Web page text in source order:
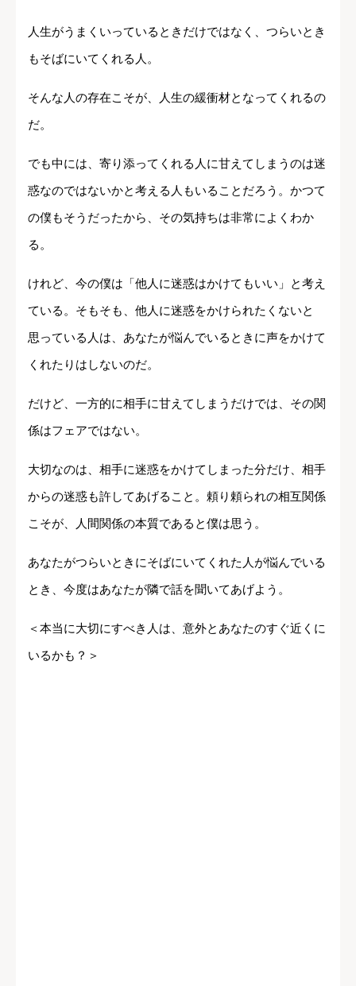
人生がうまくいっているときだけではなく、つらいとき
もそばにいてくれる人。
そんな人の存在こそが、人生の緩衝材となってくれるの
だ。
でも中には、寄り添ってくれる人に甘えてしまうのは迷
惑なのではないかと考える人もいることだろう。かつて
の僕もそうだったから、その気持ちは非常によくわか
る。
けれど、今の僕は「他人に迷惑はかけてもいい」と考え
ている。そもそも、他人に迷惑をかけられたくないと
思っている人は、あなたが悩んでいるときに声をかけて
くれたりはしないのだ。
だけど、一方的に相手に甘えてしまうだけでは、その関
係はフェアではない。
大切なのは、相手に迷惑をかけてしまった分だけ、相手
からの迷惑も許してあげること。頼り頼られの相互関係
こそが、人間関係の本質であると僕は思う。
あなたがつらいときにそばにいてくれた人が悩んでいる
とき、今度はあなたが隣で話を聞いてあげよう。
＜本当に大切にすべき人は、意外とあなたのすぐ近くに
いるかも？＞